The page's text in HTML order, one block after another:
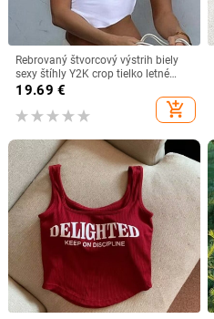
Rebrovaný štvorcový výstrih biely
sexy štíhly Y2K crop tielko letné
ženy goth oblečenie streetwear
dovolenka ležérne veľkoobchod
19.69 €
add_shopping_cart